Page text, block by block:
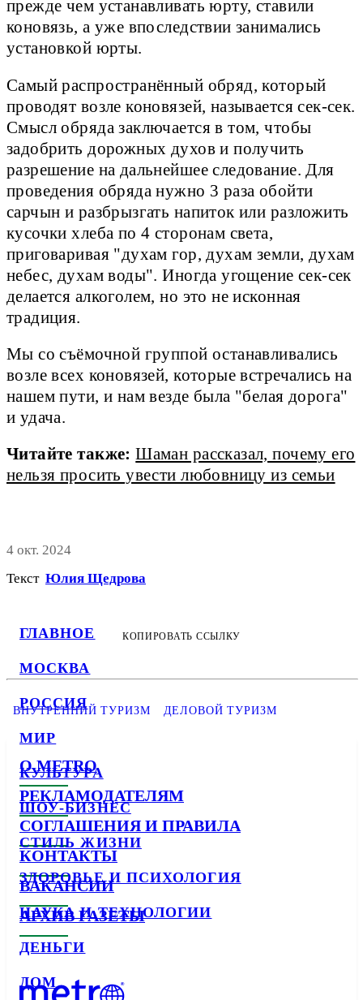
ГЛАВНОЕ
МОСКВА
РОССИЯ
МИР
КУЛЬТУРА
ШОУ-БИЗНЕС
СТИЛЬ ЖИЗНИ
ЗДОРОВЬЕ И ПСИХОЛОГИЯ
НАУКА И ТЕХНОЛОГИИ
ДЕНЬГИ
ДОМ
прежде чем устанавливать юрту, ставили
коновязь, а уже впоследствии занимались
установкой юрты.
Самый распространённый обряд, который
проводят возле коновязей, называется сек-сек.
Смысл обряда заключается в том, чтобы
задобрить дорожных духов и получить
разрешение на дальнейшее следование. Для
проведения обряда нужно 3 раза обойти
сарчын и разбрызгать напиток или разложить
кусочки хлеба по 4 сторонам света,
приговаривая "духам гор, духам земли, духам
небес, духам воды". Иногда угощение сек-сек
делается алкоголем, но это не исконная
традиция.
Мы со съёмочной группой останавливались
возле всех коновязей, которые встречались на
нашем пути, и нам везде была "белая дорога"
и удача.
Читайте также:Шаман рассказал, почему его
нельзя просить увести любовницу из семьи
4 окт. 2024
Текст Юлия Щедрова
КОПИРОВАТЬ ССЫЛКУ
ВНУТРЕННИЙ ТУРИЗМ ДЕЛОВОЙ ТУРИЗМ
О METRO
РЕКЛАМОДАТЕЛЯМ
СОГЛАШЕНИЯ И ПРАВИЛА
КОНТАКТЫ
ВАКАНСИИ
АРХИВ ГАЗЕТЫ